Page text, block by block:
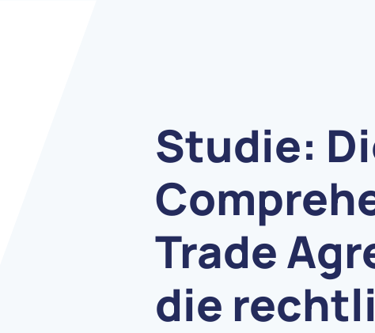
Studie:
Trade
die